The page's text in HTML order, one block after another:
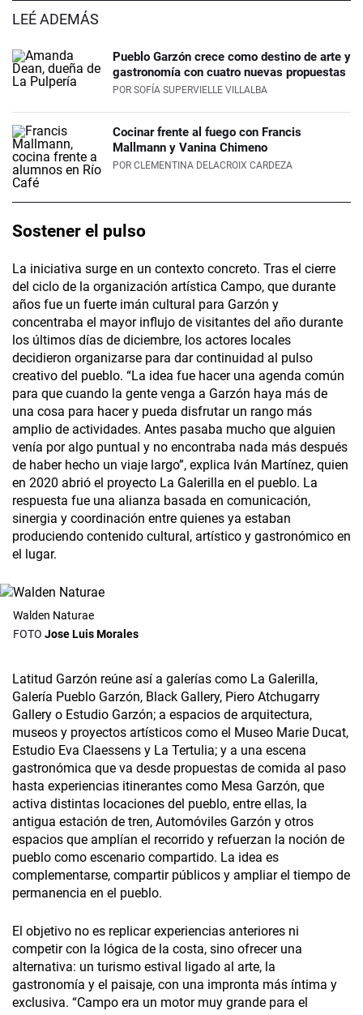
LEÉ ADEMÁS
Pueblo Garzón crece como destino de arte y
gastronomía con cuatro nuevas propuestas
POR SOFÍA SUPERVIELLE VILLALBA
Cocinar frente al fuego con Francis
Mallmann y Vanina Chimeno
POR CLEMENTINA DELACROIX CARDEZA
Sostener el pulso
La iniciativa surge en un contexto concreto. Tras el cierre
del ciclo de la organización artística Campo, que durante
años fue un fuerte imán cultural para Garzón y
concentraba el mayor influjo de visitantes del año durante
los últimos días de diciembre, los actores locales
decidieron organizarse para dar continuidad al pulso
creativo del pueblo. “La idea fue hacer una agenda común
para que cuando la gente venga a Garzón haya más de
una cosa para hacer y pueda disfrutar un rango más
amplio de actividades. Antes pasaba mucho que alguien
venía por algo puntual y no encontraba nada más después
de haber hecho un viaje largo”, explica Iván Martínez, quien
en 2020 abrió el proyecto La Galerilla en el pueblo. La
respuesta fue una alianza basada en comunicación,
sinergia y coordinación entre quienes ya estaban
produciendo contenido cultural, artístico y gastronómico en
el lugar.
Walden Naturae
Jose Luis Morales
Latitud Garzón reúne así a galerías como La Galerilla,
Galería Pueblo Garzón, Black Gallery, Piero Atchugarry
Gallery o Estudio Garzón; a espacios de arquitectura,
museos y proyectos artísticos como el Museo Marie Ducat,
Estudio Eva Claessens y La Tertulia; y a una escena
gastronómica que va desde propuestas de comida al paso
hasta experiencias itinerantes como Mesa Garzón, que
activa distintas locaciones del pueblo, entre ellas, la
antigua estación de tren, Automóviles Garzón y otros
espacios que amplían el recorrido y refuerzan la noción de
pueblo como escenario compartido. La idea es
complementarse, compartir públicos y ampliar el tiempo de
permanencia en el pueblo.
El objetivo no es replicar experiencias anteriores ni
competir con la lógica de la costa, sino ofrecer una
alternativa: un turismo estival ligado al arte, la
gastronomía y el paisaje, con una impronta más íntima y
exclusiva. “Campo era un motor muy grande para el